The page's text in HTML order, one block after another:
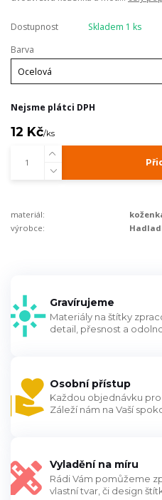
Dostupnost
Skladem 1 ks
Barva
Nejsme plátci DPH
12 Kč/ks
materiál:
výrobce:
Gravírujeme
Materiály na štítky
detail, přesnost a
Osobní přístup
Každou objednávku pro
Záleží nám na Vaší
Vyladění na míru
Rádi Vám pomůžeme
vlastní tvar, či design